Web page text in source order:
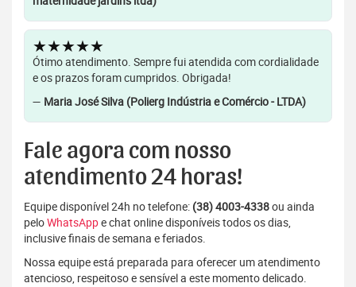
★★★★★
Ótimo atendimento. Sempre fui atendida com cordialidade
e os prazos foram cumpridos. Obrigada!
— Maria José Silva (Polierg Indústria e Comércio - LTDA)
Fale agora com nosso
atendimento 24 horas!
Equipe disponível 24h no telefone: (38) 4003-4338ou ainda
peloWhatsAppe chat online disponíveis todos os dias,
inclusive finais de semana e feriados.
Nossa equipe está preparada para oferecer um atendimento
atencioso, respeitoso e sensível a este momento delicado.